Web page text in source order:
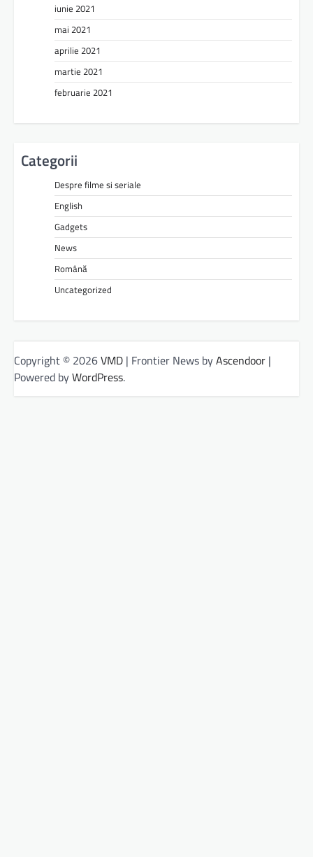
iunie 2021
mai 2021
aprilie 2021
martie 2021
februarie 2021
Categorii
Despre filme si seriale
English
Gadgets
News
Română
Uncategorized
Copyright © 2026VMD | Frontier News byAscendoor |
Powered byWordPress.